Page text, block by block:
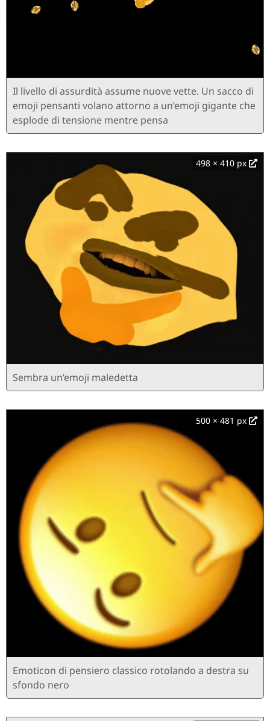
Il livello di assurdità assume nuove vette. Un sacco di
emoji pensanti volano attorno a un’emoji gigante che
esplode di tensione mentre pensa
498 × 410 px
Sembra un’emoji maledetta
500 × 481 px
Emoticon di pensiero classico rotolando a destra su
sfondo nero